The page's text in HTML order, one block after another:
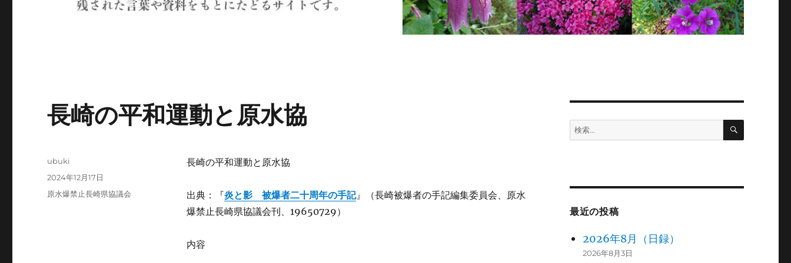
長崎の平和運動と原水協
長崎の平和運動と原水協
出典：『炎と影 被爆者二十周年の手記』（長崎被爆者の手記編集委員会、原水
爆禁止長崎県協議会刊、19650729）
内容
投
ubuki
投
稿
2024年12月17日
カ
原水爆禁止長崎県協議会
検
索:
検
最近の投稿
2026年8月（日録）
2026年8月3日